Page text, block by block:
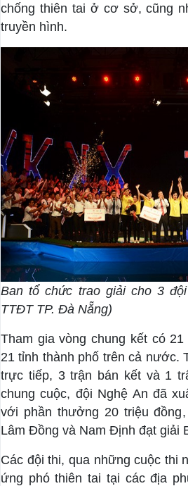
chống thiên tai ở cơ sở, cũng
truyền hình.
Ban tổ chức trao giải cho 3
TTĐT TP. Đà Nẵng)
Tham gia vòng chung kết có
21 tỉnh thành phố trên cả nước.
trực tiếp, 3 trận bán kết và 1
chung cuộc, đội Nghệ An đã
với phần thưởng 20 triệu
Lâm Đồng và Nam Định đạt giải
Các đội thi, qua những cuộc thi
ứng phó thiên tai tại các địa